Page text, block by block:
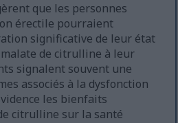
que les personnes
érectile pourraient
significative de leur état
de citrulline à leur
signalent souvent une
associés à la dysfonction
les bienfaits
citrulline sur la santé